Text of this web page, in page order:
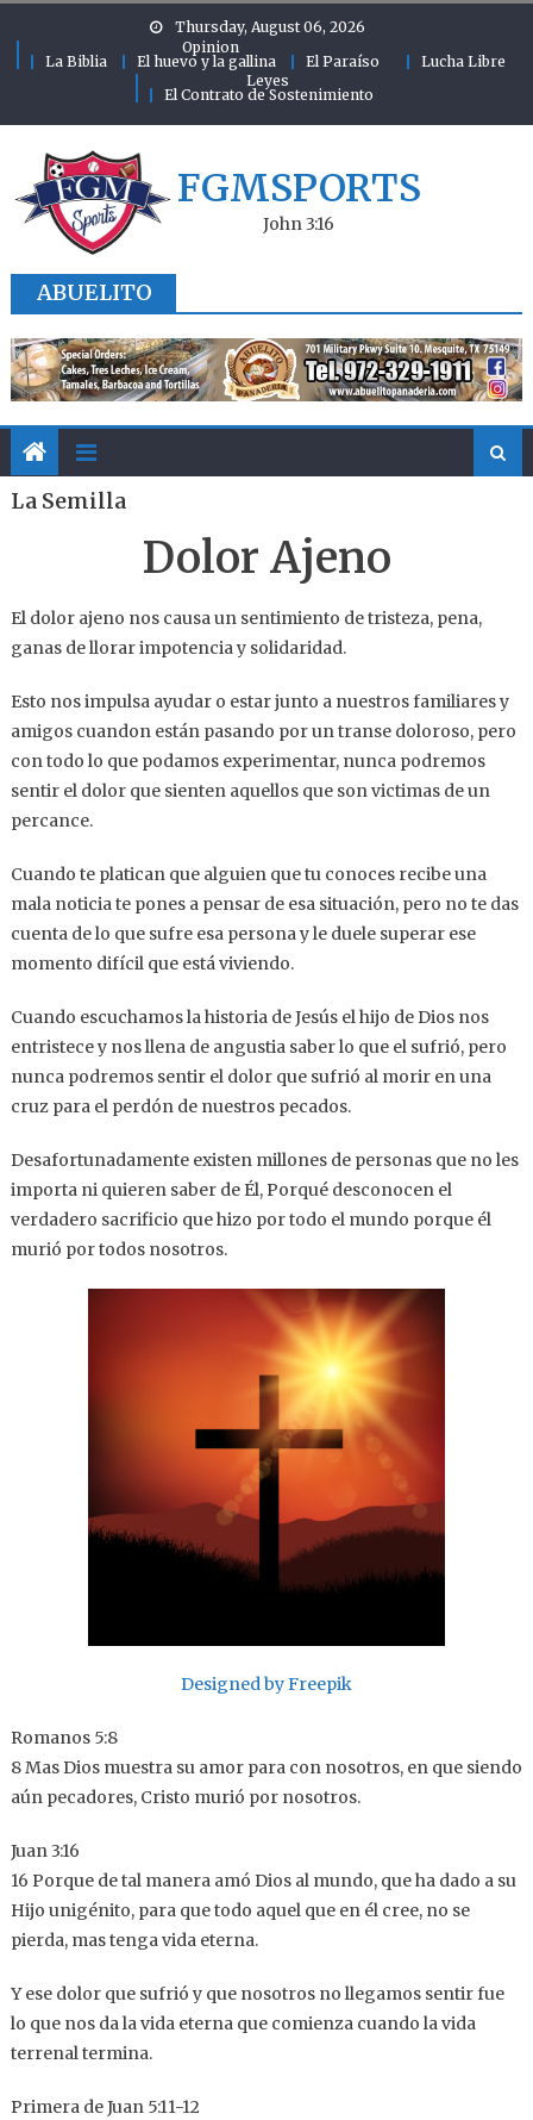
Thursday, August 06, 2026
Opinion
La Biblia
El huevo y la gallina El Paraíso
Lucha Libre
Leyes
El Contrato de Sostenimiento
FGMSPORTS
John 3:16
ABUELITO
La Semilla
Dolor Ajeno
El dolor ajeno nos causa un sentimiento de tristeza, pena,
ganas de llorar impotencia y solidaridad.
Esto nos impulsa ayudar o estar junto a nuestros familiares y
amigos cuandon están pasando por un transe doloroso, pero
con todo lo que podamos experimentar, nunca podremos
sentir el dolor que sienten aquellos que son victimas de un
percance.
Cuando te platican que alguien que tu conoces recibe una
mala noticia te pones a pensar de esa situación, pero no te das
cuenta de lo que sufre esa persona y le duele superar ese
momento difícil que está viviendo.
Cuando escuchamos la historia de Jesús el hijo de Dios nos
entristece y nos llena de angustia saber lo que el sufrió, pero
nunca podremos sentir el dolor que sufrió al morir en una
cruz para el perdón de nuestros pecados.
Desafortunadamente existen millones de personas que no les
importa ni quieren saber de Él, Porqué desconocen el
verdadero sacrificio que hizo por todo el mundo porque él
murió por todos nosotros.
Designed by Freepik
Romanos 5:8
8 Mas Dios muestra su amor para con nosotros, en que siendo
aún pecadores, Cristo murió por nosotros.
Juan 3:16
16 Porque de tal manera amó Dios al mundo, que ha dado a su
Hijo unigénito, para que todo aquel que en él cree, no se
pierda, mas tenga vida eterna.
Y ese dolor que sufrió y que nosotros no llegamos sentir fue
lo que nos da la vida eterna que comienza cuando la vida
terrenal termina.
Primera de Juan 5:11-12